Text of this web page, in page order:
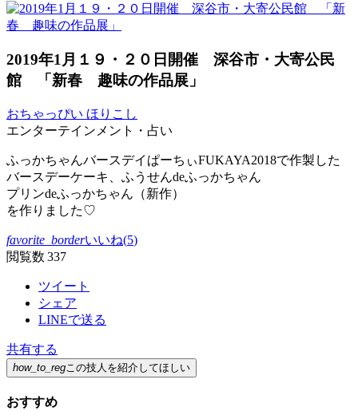
2019年1月１９・２０日開催 深谷市・大寄公民
館 「新春 趣味の作品展」
おちゃっぴい ほりこし
エンターテインメント・占い
ふっかちゃんバースデイぱーちぃFUKAYA2018で作製した
バースデーケーキ、ふうせんdeふっかちゃん
プリンdeふっかちゃん（新作）
を作りました♡
favorite_borderいいね(5)
閲覧数 337
ツイート
シェア
LINEで送る
共有する
how_to_reg この技人を紹介してほしい
おすすめ